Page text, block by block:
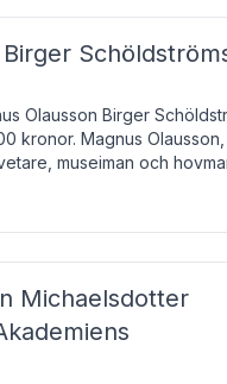
Olausson Birger
kronor. Magnus
museiman och
Michaelsdotter